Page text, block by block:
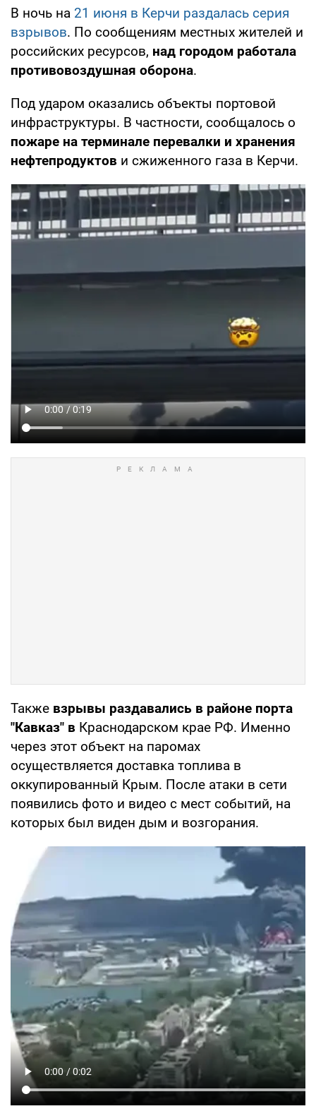
В ночь на 21 июня в Керчи раздалась серия
взрывов. По сообщениям местных жителей и
российских ресурсов, над городом работала
противовоздушная оборона.
Под ударом оказались объекты портовой
инфраструктуры. В частности, сообщалось о
пожаре на терминале перевалки и хранения
нефтепродуктов и сжиженного газа в Керчи.
Также взрывы раздавались в районе порта
"Кавказ" в Краснодарском крае РФ. Именно
через этот объект на паромах
осуществляется доставка топлива в
оккупированный Крым. После атаки в сети
появились фото и видео с мест событий, на
которых был виден дым и возгорания.